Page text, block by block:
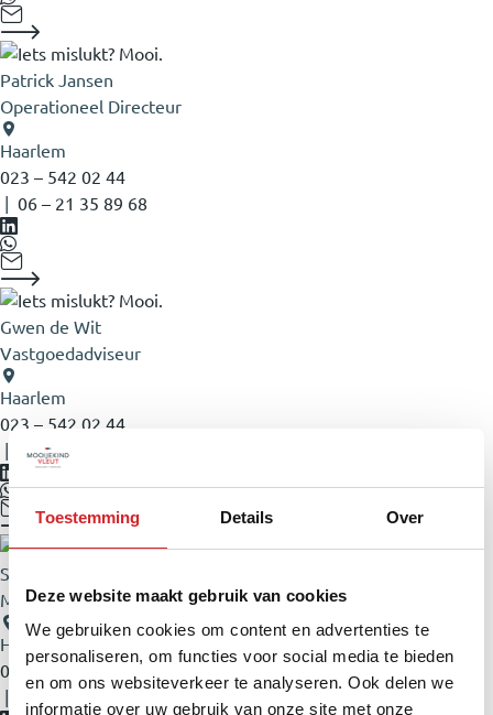
Toestemming Details Over
Deze website maakt gebruik van cookies
We gebruiken cookies om content en advertenties te
personaliseren, om functies voor social media te bieden
en om ons websiteverkeer te analyseren. Ook delen we
informatie over uw gebruik van onze site met onze
Patrick Jansen
Operationeel Directeur
Haarlem
023 – 542 02 44
06 – 21 35 89 68
Gwen de Wit
Vastgoedadviseur
Haarlem
023 – 542 02 44
06 – 82 05 80 71
Sandra van der Lans
Management Assistent
Haarlem
023 – 542 02 44